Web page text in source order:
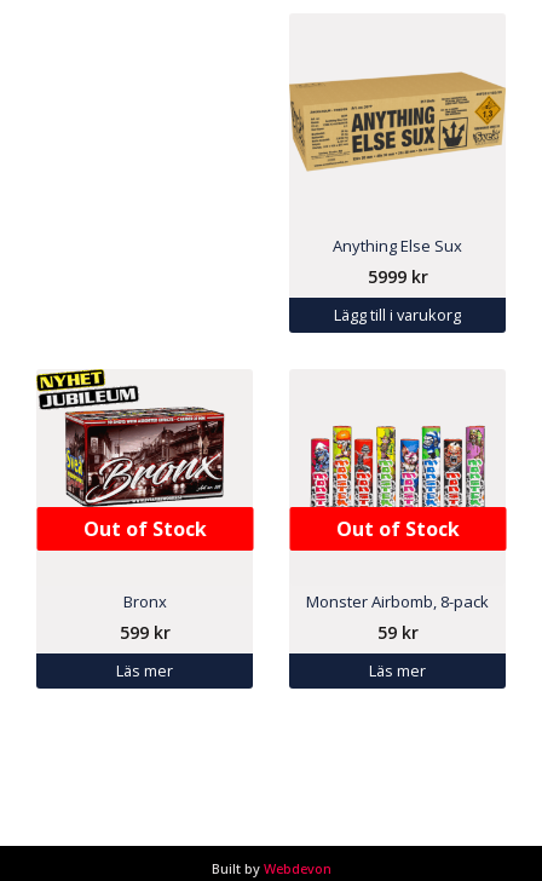
Anything Else Sux
5999 kr
Lägg till i varukorg
Out of Stock
Bronx
599 kr
Läs mer
Out of Stock
Monster Airbomb, 8-pack
59 kr
Läs mer
Built by Webdevon